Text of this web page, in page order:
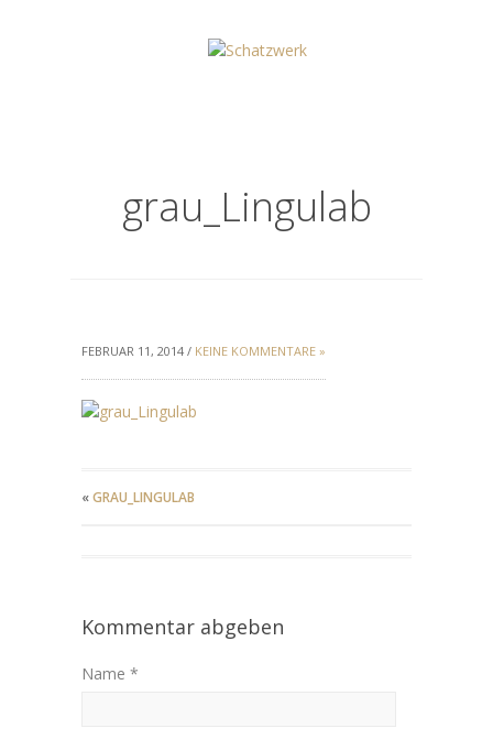
grau_Lingulab
FEBRUAR 11, 2014 / KEINE KOMMENTARE »
«GRAU_LINGULAB
Kommentar abgeben
Name *